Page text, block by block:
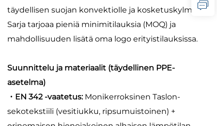
täydellisen suojan konvektiolle ja kosketuskylmälle.
Sarja tarjoaa pieniä minimitilauksia (MOQ) ja
mahdollisuuden lisätä oma logo erityistilauksissa.
Suunnittelu ja materiaalit (täydellinen PPE-
asetelma)
・EN 342 -vaatetus: Monikerroksinen Taslon-
sekotekstiili (vesitiukku, ripsumuistoinen) +